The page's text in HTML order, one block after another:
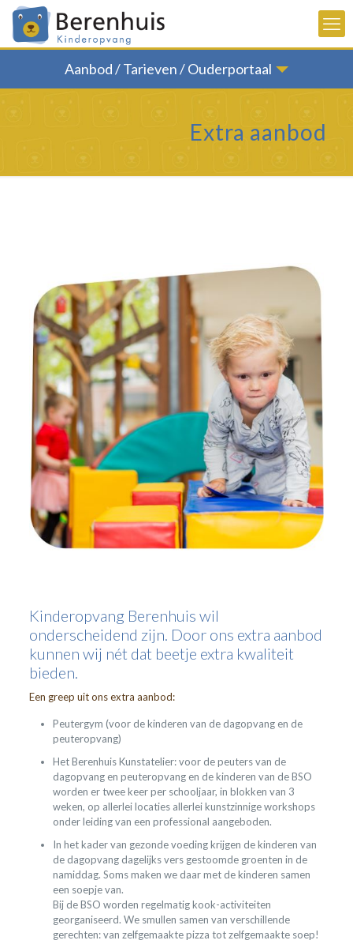
Aanbod / Tarieven / Ouderportaal
Extra aanbod
Kinderopvang Berenhuis wil
onderscheidend zijn. Door ons extra aanbod
kunnen wij nét dat beetje extra kwaliteit
bieden.
Een greep uit ons extra aanbod:
Peutergym (voor de kinderen van de dagopvang en de
peuteropvang)
Het Berenhuis Kunstatelier: voor de peuters van de
dagopvang en peuteropvang en de kinderen van de BSO
worden er twee keer per schooljaar, in blokken van 3
weken, op allerlei locaties allerlei kunstzinnige workshops
onder leiding van een professional aangeboden.
In het kader van gezonde voeding krijgen de kinderen van
de dagopvang dagelijks vers gestoomde groenten in de
namiddag. Soms maken we daar met de kinderen samen
een soepje van.
Bij de BSO worden regelmatig kook-activiteiten
georganiseerd. We smullen samen van verschillende
gerechten: van zelfgemaakte pizza tot zelfgemaakte soep!